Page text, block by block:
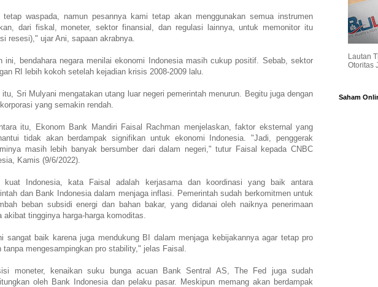
tetap waspada, namun pesannya kami tetap akan menggunakan semua instrumen
dari fiskal, moneter, sektor finansial, dan regulasi lainnya, untuk memonitor itu
resesi)," ujar Ani, sapaan akrabnya.
ini, bendahara negara menilai ekonomi Indonesia masih cukup positif. Sebab, sektor
RI lebih kokoh setelah kejadian krisis 2008-2009 lalu.
itu, Sri Mulyani mengatakan utang luar negeri pemerintah menurun. Begitu juga dengan
yang semakin rendah.
itu, Ekonom Bank Mandiri Faisal Rachman menjelaskan, faktor eksternal yang
tidak akan berdampak signifikan untuk ekonomi Indonesia. "Jadi, penggerak
masih lebih banyak bersumber dari dalam negeri," tutur Faisal kepada CNBC
Kamis (9/6/2022).
kuat Indonesia, kata Faisal adalah kerjasama dan koordinasi yang baik antara
dan Bank Indonesia dalam menjaga inflasi. Pemerintah sudah berkomitmen untuk
beban subsidi energi dan bahan bakar, yang didanai oleh naiknya penerimaan
akibat tingginya harga-harga komoditas.
sangat baik karena juga mendukung BI dalam menjaga kebijakannya agar tetap pro
tanpa mengesampingkan pro stability," jelas Faisal.
moneter, kenaikan suku bunga acuan Bank Sentral AS, The Fed juga sudah
oleh Bank Indonesia dan pelaku pasar. Meskipun memang akan berdampak
Lautan
Otoritas
Saham